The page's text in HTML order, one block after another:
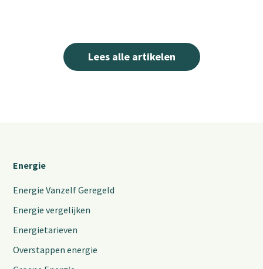
Lees alle artikelen
Energie
Energie Vanzelf Geregeld
Energie vergelijken
Energietarieven
Overstappen energie